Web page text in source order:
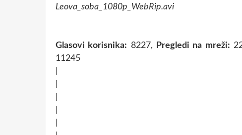
Leova_soba_1080p_WebRip.avi
Glasovi korisnika: 8227, Pregledi na mreži:
11245